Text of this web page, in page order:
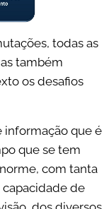
todas as
também
os desafios
informação que é
que se tem
com tanta
de